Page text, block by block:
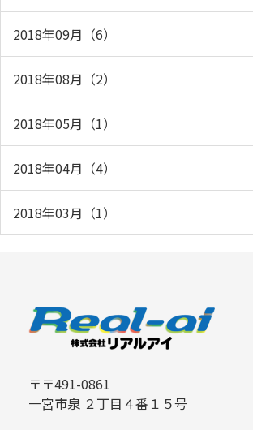
2018年09月（6）
2018年08月（2）
2018年05月（1）
2018年04月（4）
2018年03月（1）
〒〒491-0861
一宮市泉 ２丁目４番１５号